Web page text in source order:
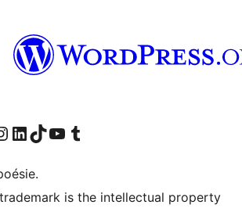
Threads
page
our Instagram account
Visit our LinkedIn account
Visitez notre compte TikTok
Visit our YouTube channel
Visitez notre compte Tumblr
is the intellectual property